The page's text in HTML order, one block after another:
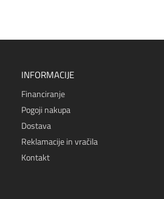
INFORMACIJE
Financiranje
Pogoji nakupa
Dostava
Reklamacije in vračila
Kontakt